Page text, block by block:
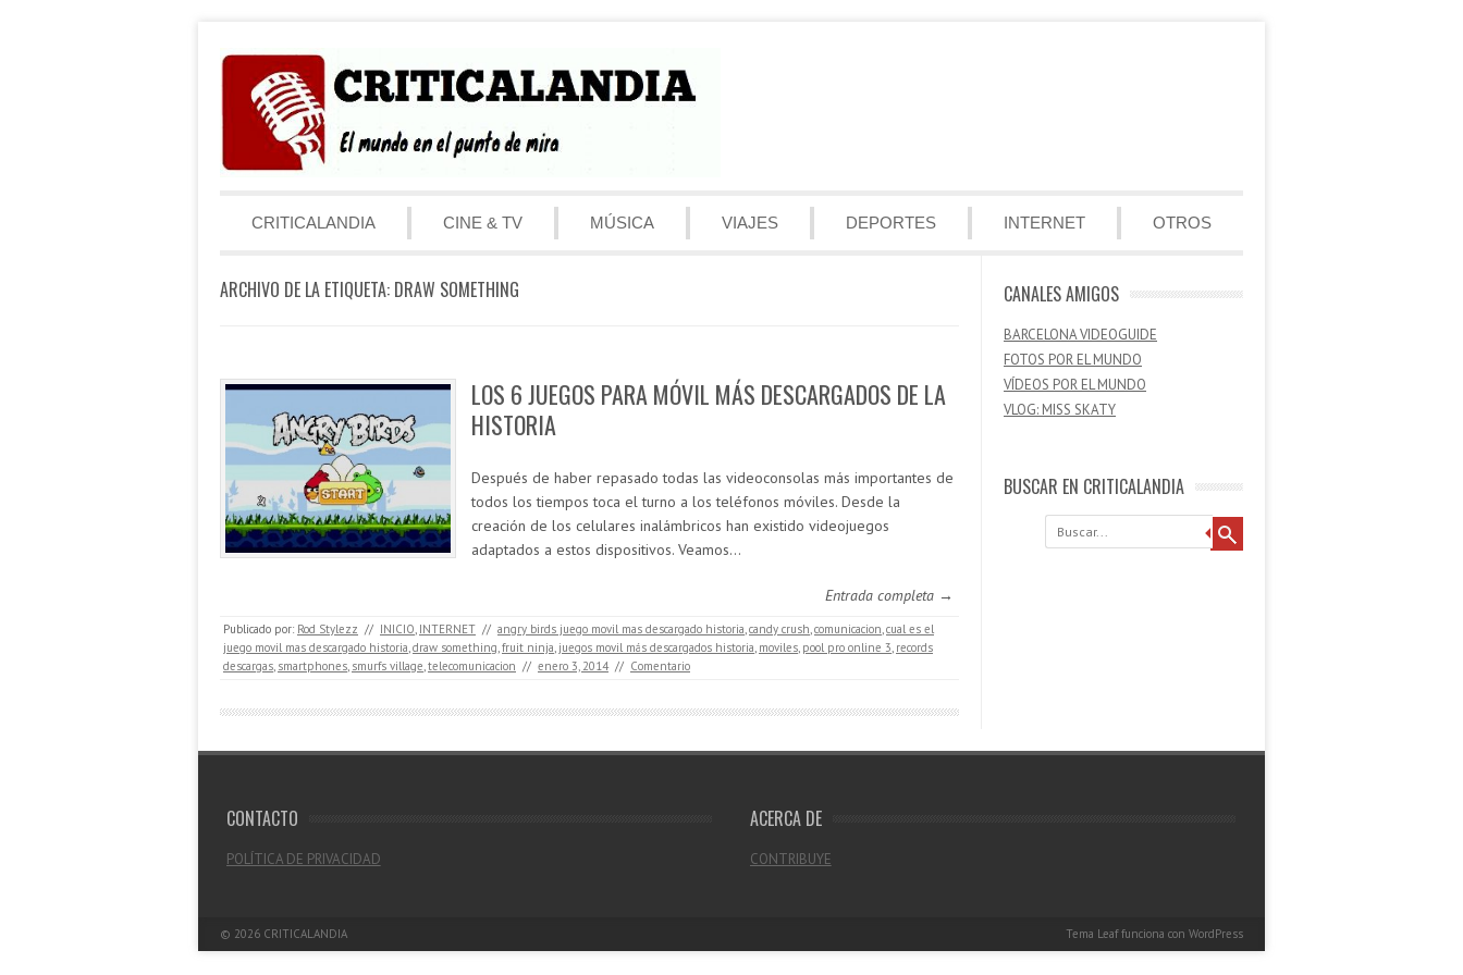
Menú
CRITICALANDIA
CINE & TV MÚSICA VIAJES DEPORTES INTERNET OTROS
ARCHIVO DE LA ETIQUETA: DRAW SOMETHING
LOS 6 JUEGOS PARA MÓVIL MÁS DESCARGADOS DE LA
HISTORIA
Después de haber repasado todas las videoconsolas más importantes de
todos los tiempos toca el turno a los teléfonos móviles. Desde la
creación de los celulares inalámbricos han existido videojuegos
adaptados a estos dispositivos. Veamos…
Entrada completa →
Publicado por: Rod Stylezz // INICIO, INTERNET // angry birds juego movil mas descargado historia,candy crush,comunicacion,cual es el
juego movil mas descargado historia,draw something,fruit ninja, juegos movil más descargados historia, moviles, pool pro online 3, records
descargas, smartphones, smurfs village,telecomunicacion // enero 3, 2014 // Comentario
CANALES AMIGOS
BARCELONA VIDEOGUIDE
FOTOS POR EL MUNDO
VÍDEOS POR EL MUNDO
VLOG: MISS SKATY
BUSCAR EN CRITICALANDIA
Buscar
CONTACTO
POLÍTICA DE PRIVACIDAD
ACERCA DE
CONTRIBUYE
© 2026 CRITICALANDIA Tema Leaffunciona con WordPress